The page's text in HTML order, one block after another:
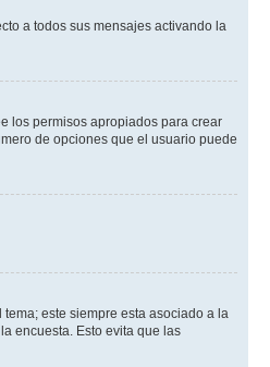
a todos sus mensajes activando la
los permisos apropiados para crear
de opciones que el usuario puede
este siempre esta asociado a la
encuesta. Esto evita que las